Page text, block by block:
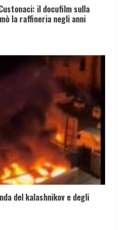
il docufilm sulla
la raffineria negli anni
del kalashnikov e degli